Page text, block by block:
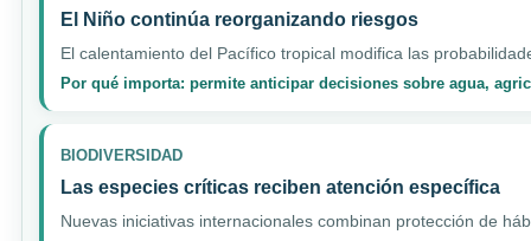
El Niño continúa reorganizando riesgos
El calentamiento del Pacífico tropical modifica las
Por qué importa: permite anticipar decisiones sobre agua,
BIODIVERSIDAD
Las especies críticas reciben atención específica
Nuevas iniciativas internacionales combinan protección de